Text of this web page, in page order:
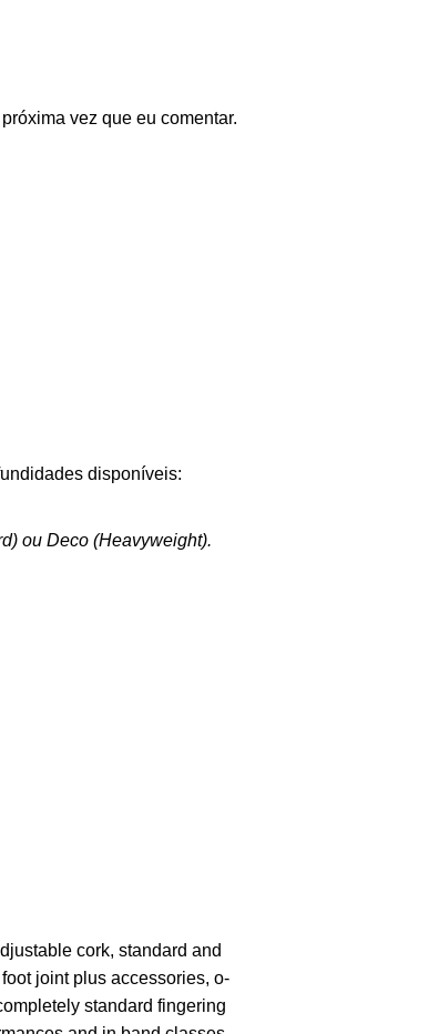
vez que eu comentar.
disponíveis:
ou Deco (Heavyweight).
cork, standard and
joint plus accessories, o-
standard fingering